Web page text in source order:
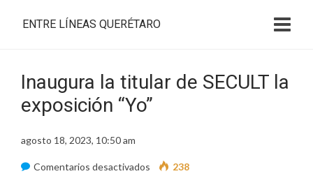
ENTRE LÍNEAS QUERÉTARO
Inaugura la titular de SECULT la
exposición “Yo”
agosto 18, 2023, 10:50 am
Comentarios desactivados en
238